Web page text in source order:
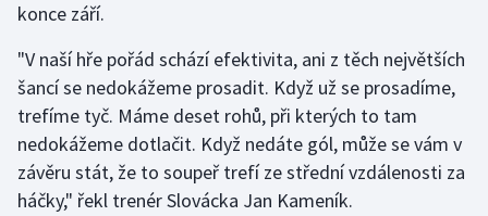
Parasport
Plavání
Plážový volejbal
konce září.
"V naší hře pořád schází efektivita, ani z těch největších
šancí se nedokážeme prosadit. Když už se prosadíme,
trefíme tyč. Máme deset rohů, při kterých to tam
nedokážeme dotlačit. Když nedáte gól, může se vám v
závěru stát, že to soupeř trefí ze střední vzdálenosti za
háčky," řekl trenér Slovácka Jan Kameník.